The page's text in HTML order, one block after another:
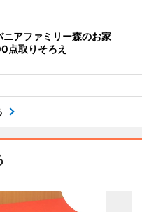
アファミリー森のお家
取りそろえ